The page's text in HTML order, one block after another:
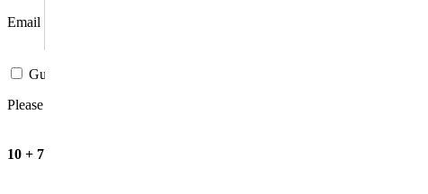
Email
Guardar o meu nome, email e site neste navegador para a próxima vez
Please enter an answer in digits:
10 + 7 =